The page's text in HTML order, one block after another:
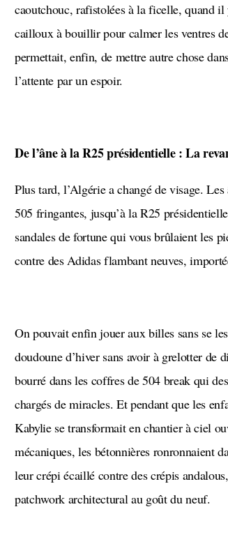
caoutchouc, rafistolées à la ficelle, quand
cailloux à bouillir pour calmer les ventres
permettait, enfin, de mettre autre chose
l’attente par un espoir.
De l’âne à la R25 présidentielle : La
Plus tard, l’Algérie a changé de visage. Les ânes fatigués ont cédé la place aux 404 rutilantes, puis aux
505 fringantes, jusqu’à la R25
sandales de fortune qui vous brûlaient les
contre des Adidas flambant neuves,
On pouvait enfin jouer aux billes sans se les geler, taper dans un vrai ballon en cuir, porter une
doudoune d’hiver sans avoir à grelotter de
bourré dans les coffres de 504 break qui
chargés de miracles. Et pendant que les
Kabylie se transformait en chantier à ciel
mécaniques, les bétonnières ronronnaient
leur crépi écaillé contre des crépis
patchwork architectural au goût du neuf.